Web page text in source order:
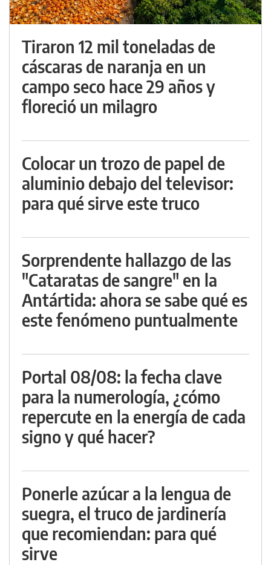
Tiraron 12 mil toneladas de
cáscaras de naranja en un
campo seco hace 29 años y
floreció un milagro
Colocar un trozo de papel de
aluminio debajo del televisor:
para qué sirve este truco
Sorprendente hallazgo de las
"Cataratas de sangre" en la
Antártida: ahora se sabe qué es
este fenómeno puntualmente
Portal 08/08: la fecha clave
para la numerología, ¿cómo
repercute en la energía de cada
signo y qué hacer?
Ponerle azúcar a la lengua de
suegra, el truco de jardinería
que recomiendan: para qué
sirve